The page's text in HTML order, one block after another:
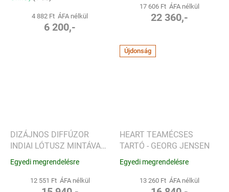
4 882 Ft ÁFA nélkül
6 200,-
17 606 Ft ÁFA nélkül
22 360,-
DIZÁJNOS DIFFÚZOR
INDIAI LÓTUSZ MINTÁVAL -
ANOQ
Egyedi megrendelésre
12 551 Ft ÁFA nélkül
Újdonság
HEART TEAMÉCSES
TARTÓ - GEORG JENSEN
Egyedi megrendelésre
13 260 Ft ÁFA nélkül